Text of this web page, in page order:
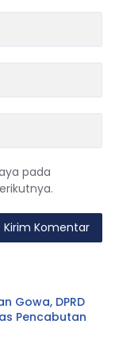
pada
Gowa, DPRD
Pencabutan